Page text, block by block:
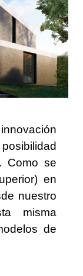
Como se
en
nuestro
misma
de